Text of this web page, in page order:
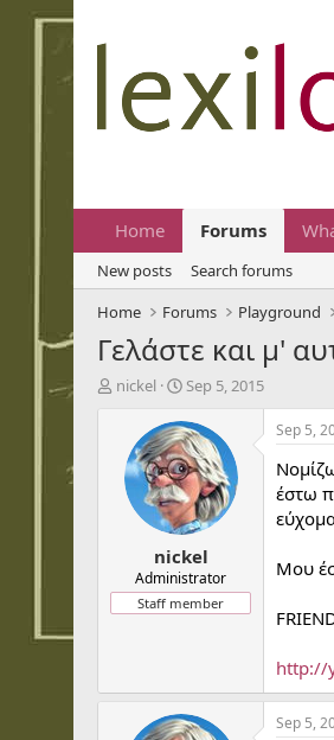
Home Forums
New posts
Search forums
Home
Forums Playground
Γελάστε και μ'
T
t
e
nickel
S
a
r
t
d
a
t
e
Sep 5, 2015
nickel
Administrator
Staff member
Sep 5,
έστω
Μου
http://
Sep 5,